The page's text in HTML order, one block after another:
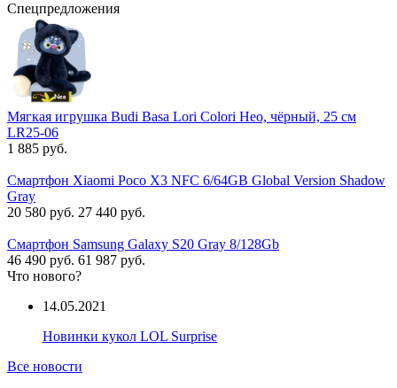
Спецпредложения
Мягкая игрушка Budi Basa Lori Colori Нео, чёрный, 25 см
LR25-06
1 885 руб.
Смартфон Xiaomi Poco X3 NFC 6/64GB Global Version Shadow
Gray
20 580 руб. 27 440 руб.
Смартфон Samsung Galaxy S20 Gray 8/128Gb
46 490 руб. 61 987 руб.
Что нового?
14.05.2021
Новинки кукол LOL Surprise
Все новости